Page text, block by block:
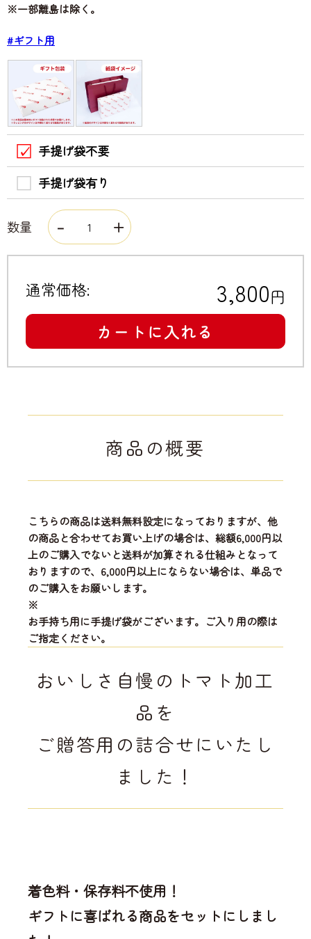
※一部離島は除く。
#ギフト用
手提げ袋不要
手提げ袋有り
数量
通常価格: 3,800円
カートに入れる
商品の概要
こちらの商品は送料無料設定になっておりますが、他
の商品と合わせてお買い上げの場合は、総額6,000円以
上のご購入でないと送料が加算される仕組みとなって
おりますので、6,000円以上にならない場合は、単品で
のご購入をお願いします。
※
お手持ち用に手提げ袋がございます。ご入り用の際は
ご指定ください。
おいしさ自慢のトマト加工
品を
ご贈答用の詰合せにいたし
ました！
着色料・保存料不使用！
ギフトに喜ばれる商品をセットにしまし